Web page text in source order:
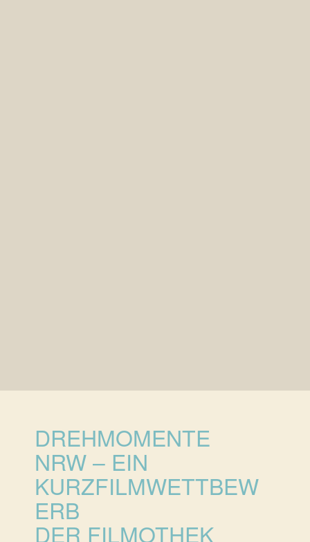
DREHMOMENTE
NRW – EIN
KURZFILMWETTBEW
ERB
DER FILMOTHEK